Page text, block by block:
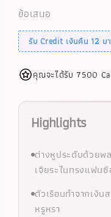
ข้อเสนอ
รับ Credit เงินคืน 12 บ
คุณจะได้รับ 7500
Highlights
ต่างหูประดับด้วยพ
เจียระไนทรงแฟน
ตัวเรือนทำจากเงิ
หรูหรา